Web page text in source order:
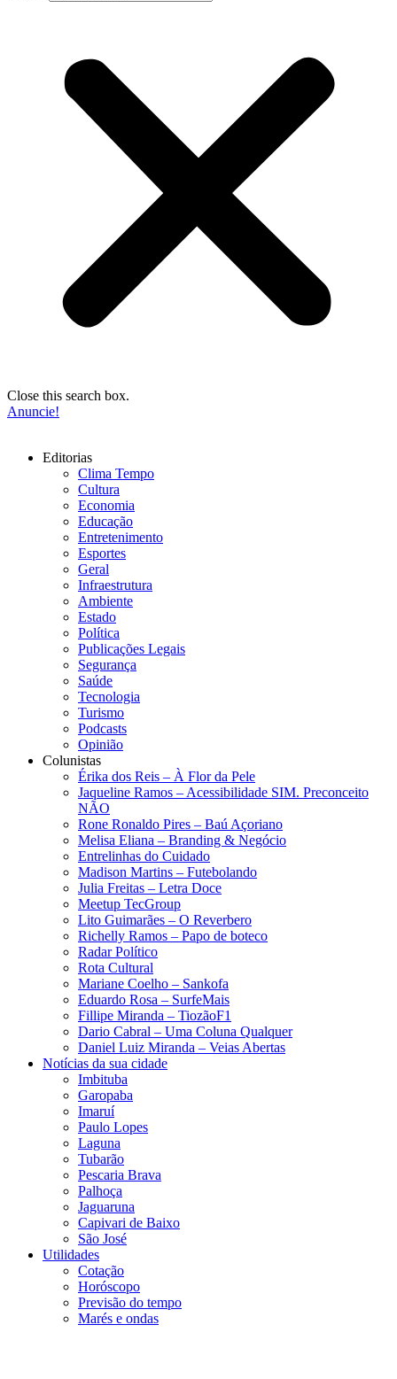
Close this search box.
Anuncie!
Editorias
Clima Tempo
Cultura
Economia
Educação
Entretenimento
Esportes
Geral
Infraestrutura
Ambiente
Estado
Política
Publicações Legais
Segurança
Saúde
Tecnologia
Turismo
Podcasts
Opinião
Colunistas
Érika dos Reis​ – À Flor da Pele
Jaqueline Ramos – Acessibilidade SIM. Preconceito
NÃO
Rone Ronaldo Pires – Baú Açoriano
Melisa Eliana – Branding & Negócio
Entrelinhas do Cuidado
Madison Martins – Futebolando
Julia Freitas​ – Letra Doce
Meetup TecGroup
Lito Guimarães – O Reverbero
Richelly Ramos​ – Papo de boteco
Radar Político
Rota Cultural
Mariane Coelho – Sankofa
Eduardo Rosa​ – SurfeMais
Fillipe Miranda – TiozãoF1
Dario Cabral – Uma Coluna Qualquer
Daniel Luiz Miranda – Veias Abertas
Notícias da sua cidade
Imbituba
Garopaba
Imaruí
Paulo Lopes
Laguna
Tubarão
Pescaria Brava
Palhoça
Jaguaruna
Capivari de Baixo
São José
Utilidades
Cotação
Horóscopo
Previsão do tempo
Marés e ondas